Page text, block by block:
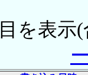
を表示(